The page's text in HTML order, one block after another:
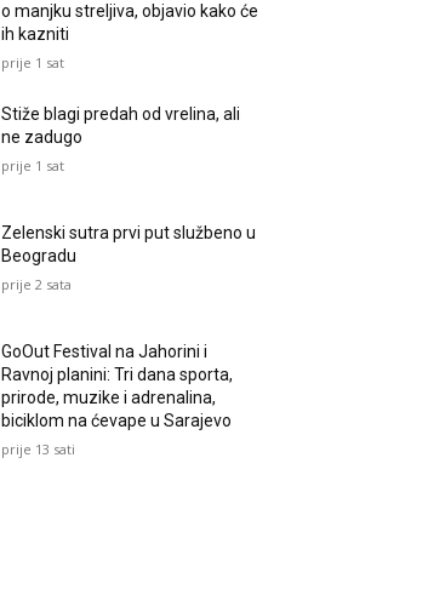
o manjku streljiva, objavio kako će
ih kazniti
prije 1 sat
Stiže blagi predah od vrelina, ali
ne zadugo
prije 1 sat
Zelenski sutra prvi put službeno u
Beogradu
prije 2 sata
GoOut Festival na Jahorini i
Ravnoj planini: Tri dana sporta,
prirode, muzike i adrenalina,
biciklom na ćevape u Sarajevo
prije 13 sati